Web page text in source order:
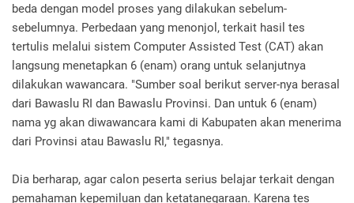
beda dengan model proses yang dilakukan sebelum-
sebelumnya. Perbedaan yang menonjol, terkait hasil tes
tertulis melalui sistem Computer Assisted Test (CAT) akan
langsung menetapkan 6 (enam) orang untuk selanjutnya
dilakukan wawancara. "Sumber soal berikut server-nya berasal
dari Bawaslu RI dan Bawaslu Provinsi. Dan untuk 6 (enam)
nama yg akan diwawancara kami di Kabupaten akan menerima
dari Provinsi atau Bawaslu RI," tegasnya.
Dia berharap, agar calon peserta serius belajar terkait dengan
pemahaman kepemiluan dan ketatanegaraan. Karena tes